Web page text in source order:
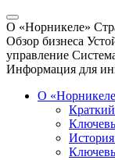
О «Норникеле»
Обзор бизнеса
управление
Информация для
О